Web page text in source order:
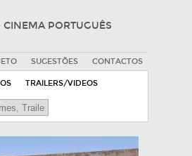
CINEMA PORTUGUÊS
SUGESTÕES CONTACTOS
TRAILERS/VIDEOS